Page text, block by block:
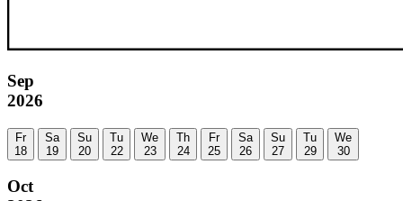
Sep
2026
Fr
18
Sa
19
Su
20
Tu
22
We
23
Th
24
Fr
25
Sa
26
Su
27
Tu
29
We
30
Oct